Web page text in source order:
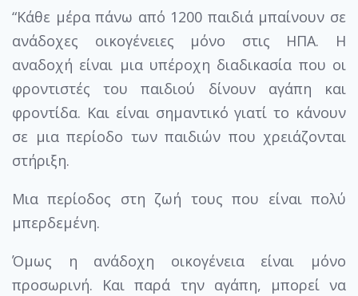
“Κάθε μέρα πάνω από 1200 παιδιά μπαίνουν σε
ανάδοχες οικογένειες μόνο στις ΗΠΑ. Η
αναδοχή είναι μια υπέροχη διαδικασία που οι
φροντιστές του παιδιού δίνουν αγάπη και
φροντίδα. Και είναι σημαντικό γιατί το κάνουν
σε μια περίοδο των παιδιών που χρειάζονται
στήριξη.
Μια περίοδος στη ζωή τους που είναι πολύ
μπερδεμένη.
Όμως η ανάδοχη οικογένεια είναι μόνο
προσωρινή. Και παρά την αγάπη, μπορεί να